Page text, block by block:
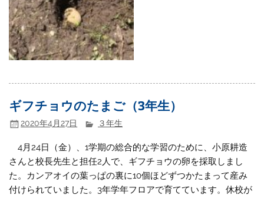
ギフチョウのたまご（3年生）
2020年4月27日 ３年生
4月24日（金）、1学期の総合的な学習のために、小原耕造
さんと校長先生と担任2人で、ギフチョウの卵を採取しまし
た。カンアオイの葉っぱの裏に10個ほどずつかたまって産み
付けられていました。3年学年フロアで育てています。休校が